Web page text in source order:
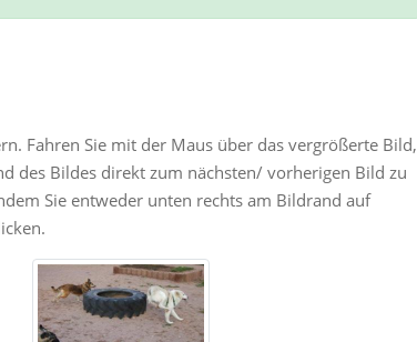
Fahren Sie mit der Maus über das vergrößerte Bild,
des Bildes direkt zum nächsten/ vorherigen Bild zu
Sie entweder unten rechts am Bildrand auf